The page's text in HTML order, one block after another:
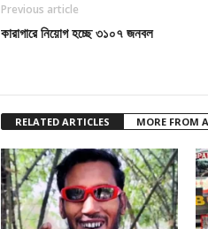
Previous article
কারাগারে নিয়োগ হচ্ছে ৩১০৭ জনবল
RELATED ARTICLES MORE FROM